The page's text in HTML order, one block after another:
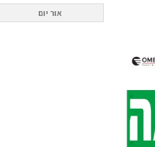
אור יום